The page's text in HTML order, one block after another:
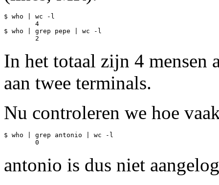
$ who | wc -l
$ who | grep pepe | wc -l
In het totaal zijn 4 mensen
aan twee terminals.
Nu controleren we hoe
$ who | grep antonio | wc -l
antonio is dus niet